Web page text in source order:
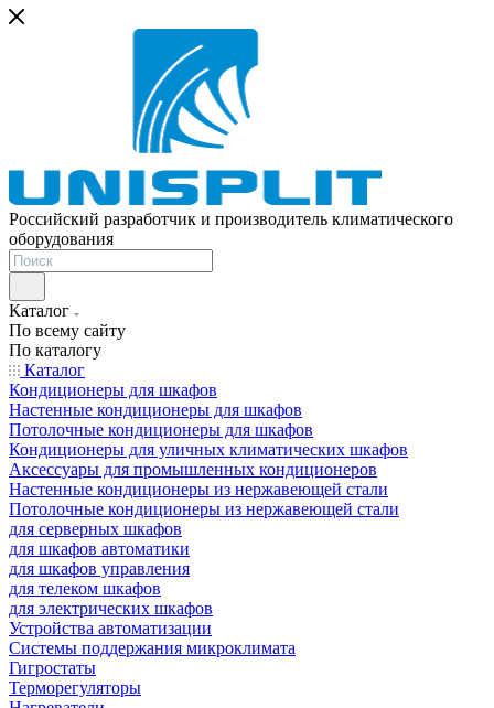
Российский разработчик и производитель климатического
оборудования
Каталог
По всему сайту
По каталогу
Каталог
Кондиционеры для шкафов
Настенные кондиционеры для шкафов
Потолочные кондиционеры для шкафов
Кондиционеры для уличных климатических шкафов
Аксессуары для промышленных кондиционеров
Настенные кондиционеры из нержавеющей стали
Потолочные кондиционеры из нержавеющей стали
для серверных шкафов
для шкафов автоматики
для шкафов управления
для телеком шкафов
для электрических шкафов
Устройства автоматизации
Системы поддержания микроклимата
Гигростаты
Терморегуляторы